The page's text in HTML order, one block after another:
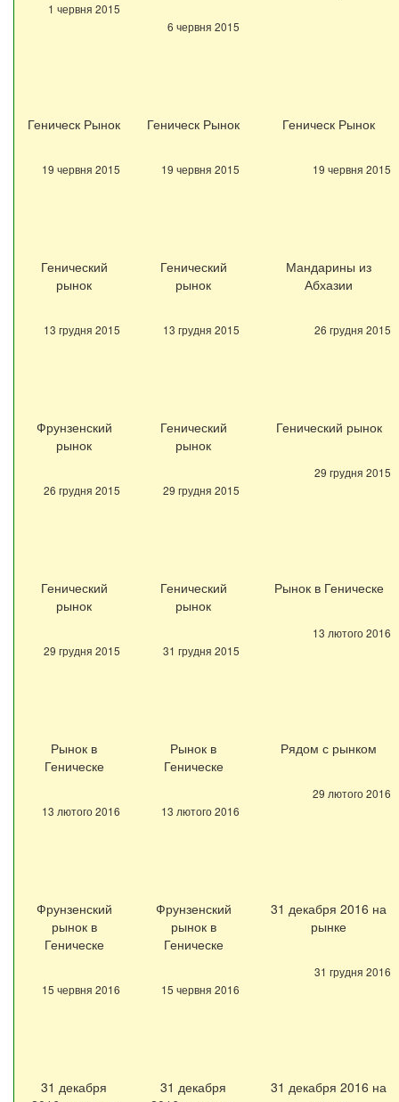
1 червня 2015
6 червня 2015
Геническ Рынок
19 червня 2015
Геническ Рынок
19 червня 2015
Геническ Рынок
19 червня 2015
Генический
рынок
13 грудня 2015
Генический
рынок
13 грудня 2015
Мандарины из
Абхазии
26 грудня 2015
Фрунзенский
рынок
26 грудня 2015
Генический
рынок
29 грудня 2015
Генический рынок
29 грудня 2015
Генический
рынок
29 грудня 2015
Генический
рынок
31 грудня 2015
Рынок в Геническе
13 лютого 2016
Рынок в
Геническе
13 лютого 2016
Рынок в
Геническе
13 лютого 2016
Рядом с рынком
29 лютого 2016
Фрунзенский
рынок в
Геническе
15 червня 2016
Фрунзенский
рынок в
Геническе
15 червня 2016
31 декабря 2016 на
рынке
31 грудня 2016
31 декабря
31 декабря
31 декабря 2016 на